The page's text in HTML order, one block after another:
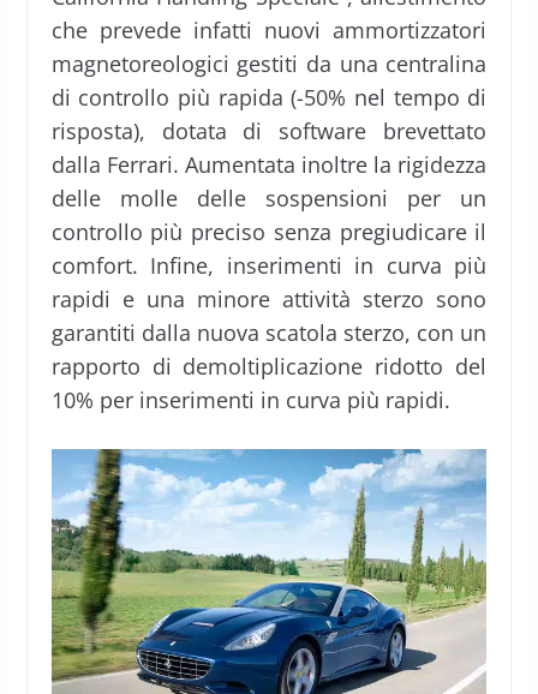
che prevede infatti nuovi ammortizzatori
magnetoreologici gestiti da una centralina
di controllo più rapida (-50% nel tempo di
risposta), dotata di software brevettato
dalla Ferrari. Aumentata inoltre la rigidezza
delle molle delle sospensioni per un
controllo più preciso senza pregiudicare il
comfort. Infine, inserimenti in curva più
rapidi e una minore attività sterzo sono
garantiti dalla nuova scatola sterzo, con un
rapporto di demoltiplicazione ridotto del
10% per inserimenti in curva più rapidi.